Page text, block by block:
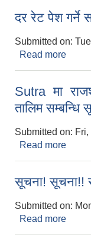
दर रेट पेश गर्ने
Submitted on:
Read more
Sutra मा
तालिम सम्बन्धि
Submitted on:
Read more
सूचना! सूचना!!
Submitted on:
Read more